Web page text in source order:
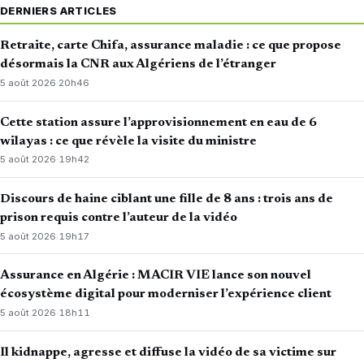
DERNIERS ARTICLES
Retraite, carte Chifa, assurance maladie : ce que propose
désormais la CNR aux Algériens de l’étranger
5 août 2026·20h46
Cette station assure l’approvisionnement en eau de 6
wilayas : ce que révèle la visite du ministre
5 août 2026·19h42
Discours de haine ciblant une fille de 8 ans : trois ans de
prison requis contre l’auteur de la vidéo
5 août 2026· 19h17
Assurance en Algérie : MACIR VIE lance son nouvel
écosystème digital pour moderniser l’expérience client
5 août 2026·18h11
Il kidnappe, agresse et diffuse la vidéo de sa victime sur